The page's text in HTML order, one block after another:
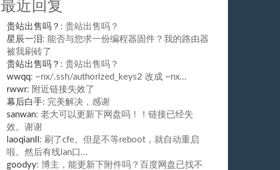
最近回复
贵站出售吗？ : 贵站出售吗？
星辰一泪 : 能否与您求一份编程器固件？我的路由器
被我刷砖了
贵站出售吗？ : 贵站出售吗？
wwqq: ~nx/.ssh/authorized_keys2 改成 ~nx...
rwwr: 附近链接失效了
幕后白手: 完美解决，感谢
sanwan: 老大可以更新下网盘吗！！链接已经失
效。谢谢
laoqianII : 刷了cfe。但是不等reboot，就自动重启
啦。然后有线lan口...
goodyy: 博主，能更新下附件吗？百度网盘已找不